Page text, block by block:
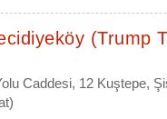
(Trump
Caddesi, 12 Kuştepe,